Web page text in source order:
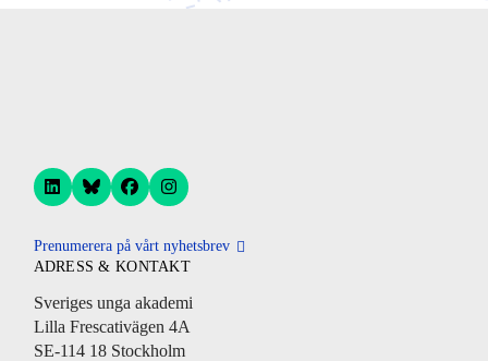
Prenumerera på vårt nyhetsbrev
ADRESS & KONTAKT
Sveriges unga akademi
Lilla Frescativägen 4A
SE-114 18 Stockholm